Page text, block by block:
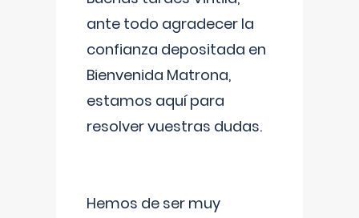
ante todo agradecer la
confianza depositada en
Bienvenida Matrona,
estamos aquí para
resolver vuestras dudas.
Hemos de ser muy